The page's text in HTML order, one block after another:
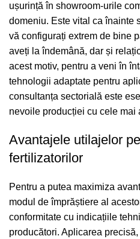
ușurință în showroom-urile
domeniu. Este vital ca înainte
vă configurați extrem de bine
aveți la îndemână, dar și
acest motiv, pentru a veni în
tehnologii adaptate pentru
consultanța sectorială este
nevoile producției cu cele mai
Avantajele utilajelor
fertilizatorilor
Pentru a putea maximiza
modul de împrăștiere al
conformitate cu indicațiile
producători. Aplicarea